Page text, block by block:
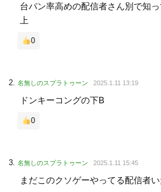
台パン率高めの配信者さん別で知
上
0
名無しのスプラトゥーン 2025.1.11 13:19
ドンキーコングの下B
0
名無しのスプラトゥーン 2025.1.11 15:45
まだこのクソゲーやってる配信者